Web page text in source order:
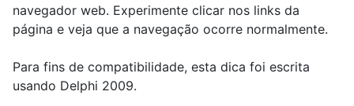
navegador web. Experimente clicar nos links da
página e veja que a navegação ocorre normalmente.
Para fins de compatibilidade, esta dica foi escrita
usando Delphi 2009.